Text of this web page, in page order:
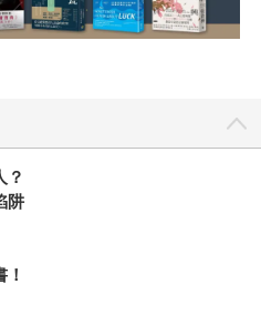
視角放大、時間拉長，沒有
加平等。 然而，這樣的回顧，
該何去何從？政治人物跟經濟
有辦法改變嗎？對皮凱提來
是否太快放棄參與的力量？
的不平等，以及當今強大又
力的民主內化才能幫助我們
灣也面臨了嚴重的不平等，
些困境不能僅僅交給少數人
？
阱